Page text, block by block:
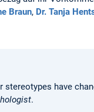
Braun, Dr. Tanja
stereotypes have
.